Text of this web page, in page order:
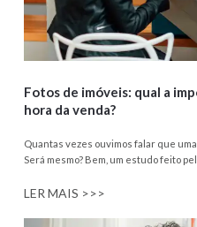
Fotos de imóveis: qual a
hora da venda?
Quantas vezes ouvimos falar que
Será mesmo? Bem, um estudo feito
LER MAIS >>>